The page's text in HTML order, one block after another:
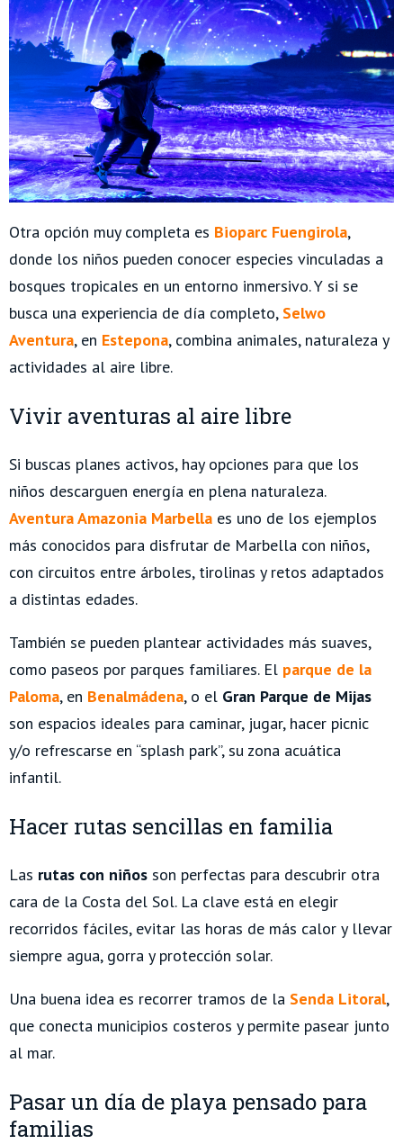
Otra opción muy completa es Bioparc Fuengirola,
donde los niños pueden conocer especies vinculadas a
bosques tropicales en un entorno inmersivo. Y si se
busca una experiencia de día completo, Selwo
Aventura, en Estepona, combina animales, naturaleza y
actividades al aire libre.
Vivir aventuras al aire libre
Si buscas planes activos, hay opciones para que los
niños descarguen energía en plena naturaleza.
Aventura Amazonia Marbella es uno de los ejemplos
más conocidos para disfrutar de Marbella con niños,
con circuitos entre árboles, tirolinas y retos adaptados
a distintas edades.
También se pueden plantear actividades más suaves,
como paseos por parques familiares. El parque de la
Paloma, en Benalmádena, o el Gran Parque de Mijas
son espacios ideales para caminar, jugar, hacer picnic
y/o refrescarse en “splash park”, su zona acuática
infantil.
Hacer rutas sencillas en familia
Las rutas con niños son perfectas para descubrir otra
cara de la Costa del Sol. La clave está en elegir
recorridos fáciles, evitar las horas de más calor y llevar
siempre agua, gorra y protección solar.
Una buena idea es recorrer tramos de la Senda Litoral,
que conecta municipios costeros y permite pasear junto
al mar.
Pasar un día de playa pensado para
familias